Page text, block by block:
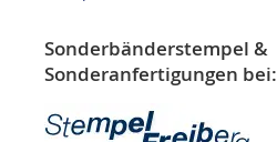
Sonderbänderstempel &
Sonderanfertigungen bei: